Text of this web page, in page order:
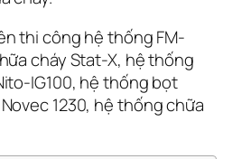
thi công hệ thống FM-
cháy Stat-X, hệ thống
IG100, hệ thống bọt
1230, hệ thống chữa